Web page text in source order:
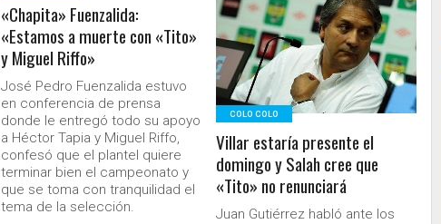
«Chapita» Fuenzalida:
«Estamos a muerte con «Tito»
y Miguel Riffo»
José Pedro Fuenzalida estuvo
en conferencia de prensa
donde le entregó todo su apoyo
a Héctor Tapia y Miguel Riffo,
confesó que el plantel quiere
terminar bien el campeonato y
que se toma con tranquilidad el
tema de la selección.
LEER MÁS
COLO COLO
Villar estaría presente el
domingo y Salah cree que
«Tito» no renunciará
Juan Gutiérrez habló ante los
Ministerio Secretaría General de Gobierno